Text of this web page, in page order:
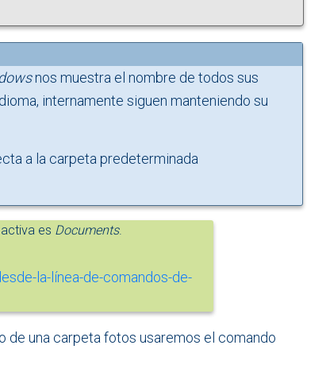
nos muestra el nombre de todos sus
internamente siguen manteniendo su
a la carpeta predeterminada
es Documents.
de una carpeta fotos usaremos el comando